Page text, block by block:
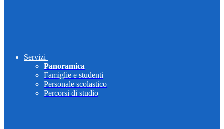
Servizi
Panoramica
Famiglie e studenti
Personale scolastico
Percorsi di studio